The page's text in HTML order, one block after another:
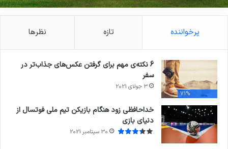
پرخواننده تازه نظرها
71%
6 نکته‌ی مهم برای گرفتن عکس‌های جذاب‌تر در
سفر
3 جولای 2021
خداحافظی زود هنگام بازیکن تیم ملی فوتسال از
دنیای بازی
30 سپتامبر 2021